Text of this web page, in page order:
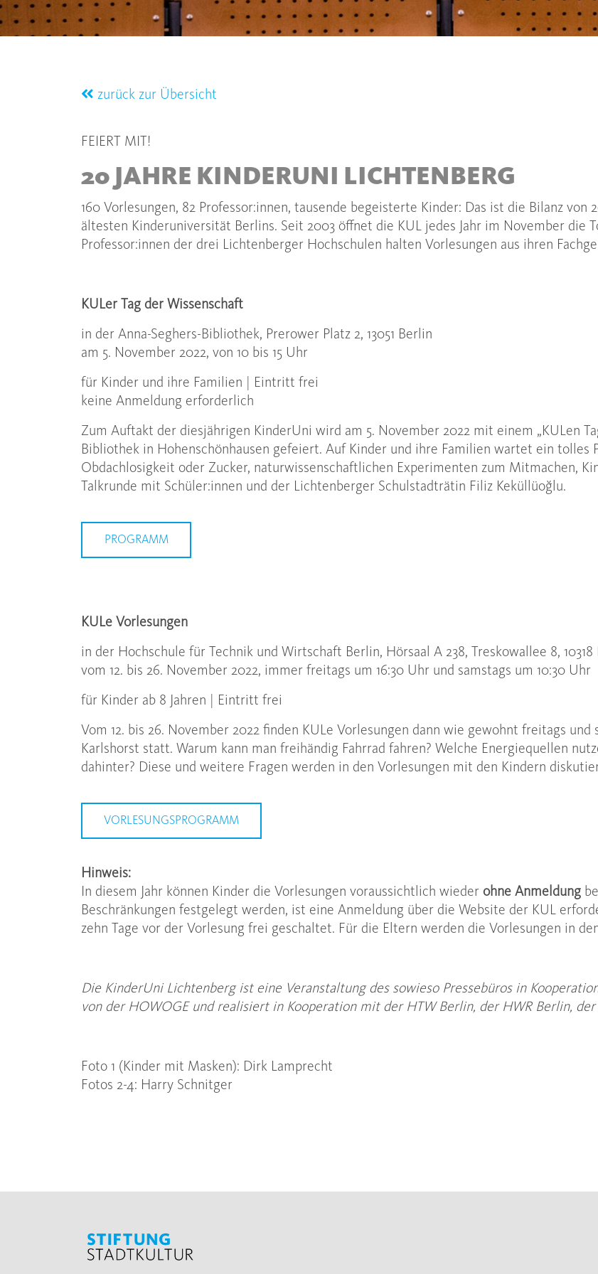
zurück zur Übersicht
FEIERT MIT!
20 JAHRE KINDERUNI LICHTENBERG
160 Vorlesungen, 82 Professor:innen, tausende begeisterte Kinder: Das ist die Bilanz von
ältesten Kinderuniversität Berlins. Seit 2003 öffnet die KUL jedes Jahr im November die
Professor:innen der drei Lichtenberger Hochschulen halten Vorlesungen aus ihren
KULer Tag der Wissenschaft
in der Anna-Seghers-Bibliothek, Prerower Platz 2, 13051 Berlin
am 5. November 2022, von 10 bis 15 Uhr
für Kinder und ihre Familien | Eintritt frei
keine Anmeldung erforderlich
Zum Auftakt der diesjährigen KinderUni wird am 5. November 2022 mit einem „KULen
Bibliothek in Hohenschönhausen gefeiert. Auf Kinder und ihre Familien wartet ein tolles
Obdachlosigkeit oder Zucker, naturwissenschaftlichen Experimenten zum Mitmachen,
Talkrunde mit Schüler:innen und der Lichtenberger Schulstadträtin Filiz Keküllüoğlu.
PROGRAMM
KULe Vorlesungen
in der Hochschule für Technik und Wirtschaft Berlin, Hörsaal A 238, Treskowallee 8, 10318
vom 12. bis 26. November 2022, immer freitags um 16:30 Uhr und samstags um 10:30 Uhr
für Kinder ab 8 Jahren | Eintritt frei
Vom 12. bis 26. November 2022 finden KULe Vorlesungen dann wie gewohnt freitags
Karlshorst statt. Warum kann man freihändig Fahrrad fahren? Welche Energiequellen
dahinter? Diese und weitere Fragen werden in den Vorlesungen mit den Kindern
VORLESUNGSPROGRAMM
Hinweis:
In diesem Jahr können Kinder die Vorlesungen voraussichtlich wieder ohne Anmeldung
Beschränkungen festgelegt werden, ist eine Anmeldung über die Website der KUL
zehn Tage vor der Vorlesung frei geschaltet. Für die Eltern werden die Vorlesungen in
Die KinderUni Lichtenberg ist eine Veranstaltung des sowieso Pressebüros in
von der HOWOGE und realisiert in Kooperation mit der HTW Berlin, der HWR Berlin,
Foto 1 (Kinder mit Masken): Dirk Lamprecht
Fotos 2-4: Harry Schnitger